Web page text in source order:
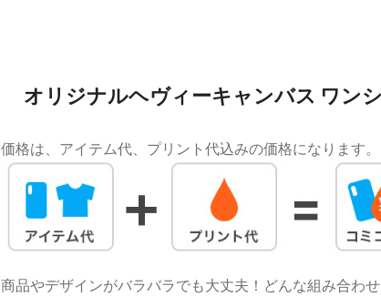
オリジナルヘヴィーキャンバス ワン
価格は、アイテム代、プリント代込みの価格になります。
商品やデザインがバラバラでも大丈夫！どんな組み合わ